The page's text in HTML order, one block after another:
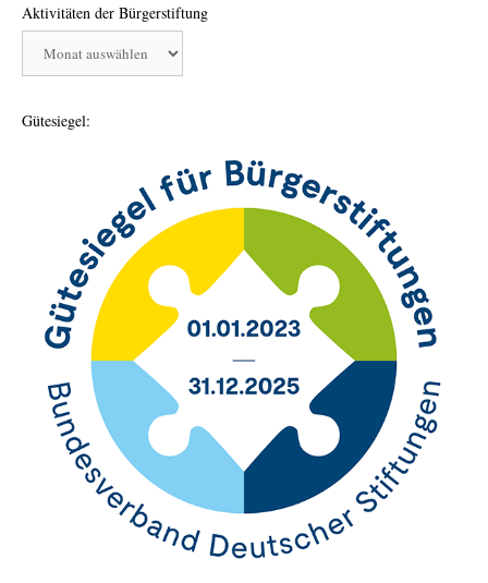
Aktivitäten der Bürgerstiftung
Bürgerstiftung
Gütesiegel: